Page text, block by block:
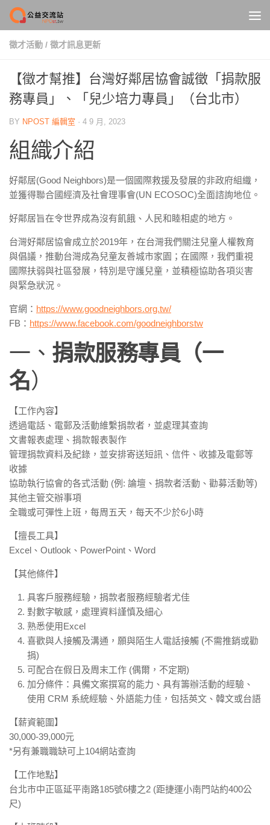
Skip to content
徵才活動 / 徵才訊息更新
【徵才幫推】台灣好鄰居協會誠徵「捐款服
務專員」、「兒少培力專員」（台北市）
BY NPOST 編輯室 · 4 9 月, 2023
組織介紹
好鄰居(Good Neighbors)是一個國際救援及發展的非政府組織，
並獲得聯合國經濟及社會理事會(UN ECOSOC)全面諮詢地位。
好鄰居旨在令世界成為沒有飢餓、人民和睦相處的地方。
台灣好鄰居協會成立於2019年，在台灣我們關注兒童人權教育
與倡議，推動台灣成為兒童友善城市家園；在國際，我們重視
國際扶弱與社區發展，特別是守護兒童，並積極協助各項災害
與緊急狀況。
官網： https://www.goodneighbors.org.tw/
FB： https://www.facebook.com/goodneighborstw
一、 捐款服務專員（一
名）
【工作內容】
透過電話、電郵及活動維繫捐款者，並處理其查詢
文書報表處理、捐款報表製作
管理捐款資料及紀錄，並安排寄送短訊、信件、收據及電郵等
收據
協助執行協會的各式活動 (例: 論壇、捐款者活動、勸募活動等)
其他主管交辦事項
全職或可彈性上班，每周五天，每天不少於6小時
【擅長工具】
Excel、Outlook、PowerPoint、Word
【其他條件】
具客戶服務經驗，捐款者服務經驗者尤佳
對數字敏感，處理資料謹慎及細心
熟悉使用Excel
喜歡與人接觸及溝通，願與陌生人電話接觸 (不需推銷或勸
捐)
可配合在假日及周末工作 (偶爾，不定期)
加分條件：具備文案撰寫的能力、具有籌辦活動的經驗、
使用 CRM 系統經驗、外語能力佳，包括英文、韓文或台語
【薪資範圍】
30,000-39,000元
*另有兼職職缺可上104網站查詢
【工作地點】
台北市中正區延平南路185號6樓之2 (距捷運小南門站約400公
尺)